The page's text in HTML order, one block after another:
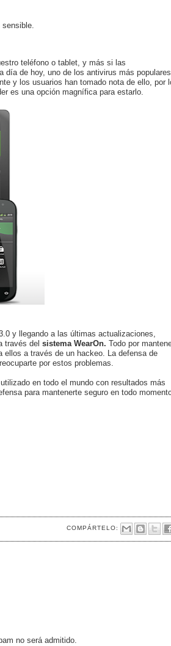
teléfono o tablet, y más si las
día de hoy, uno de los antivirus más populares
y los usuarios han tomado nota de ello, por
es una opción magnífica para estarlo.
y llegando a las últimas actualizaciones,
través del sistema WearOn. Todo por
ellos a través de un hackeo. La defensa de
por estos problemas.
en todo el mundo con resultados más
para mantenerte seguro en todo
COMPÁRTELO:
no será admitido.